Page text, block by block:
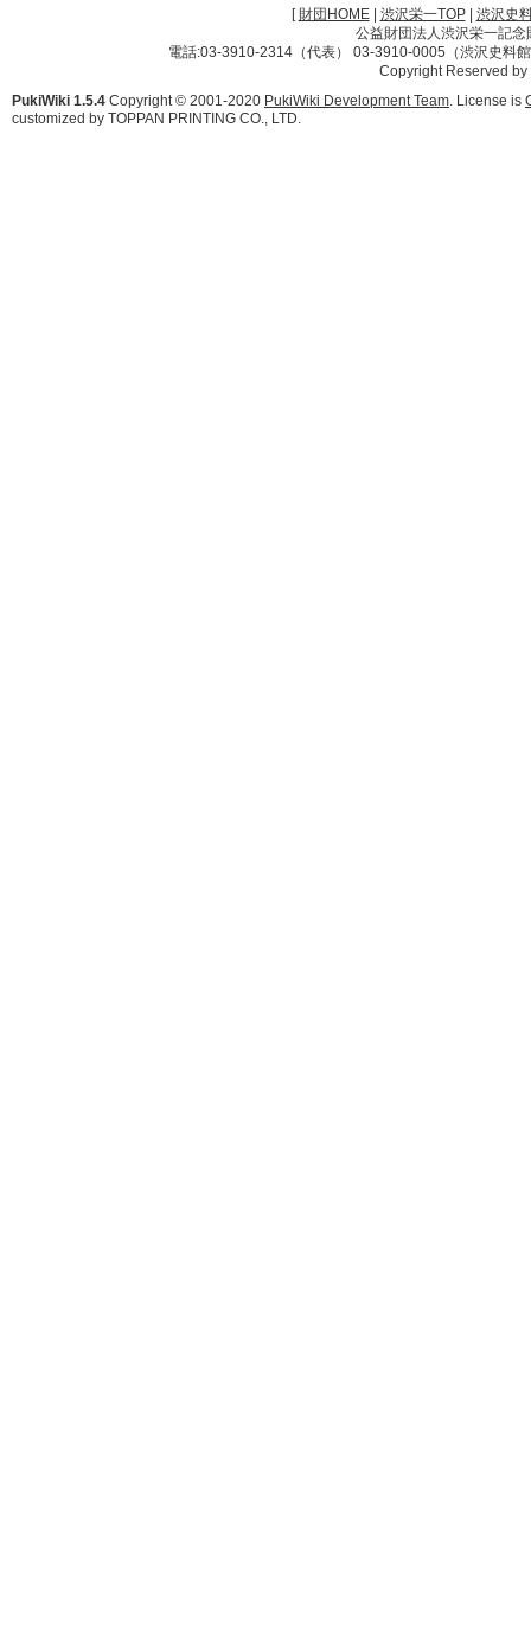
[財団HOME| 渋沢栄一TOP| 渋沢史
公益財団法人渋沢栄一記
電話:03-3910-2314（代表） 03-3910-0005（渋沢史料
Copyright Reserved
PukiWiki 1.5.4 Copyright © 2001-2020 PukiWiki Development Team. License is
customized by TOPPAN PRINTING CO., LTD.